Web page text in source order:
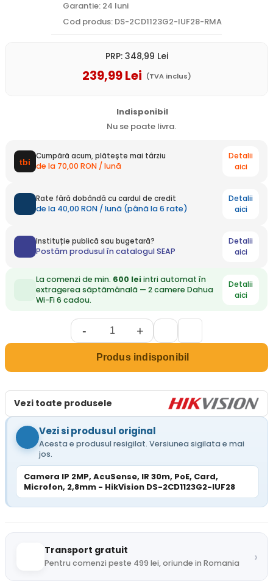
Garantie: 24 luni
Cod produs: DS-2CD1123G2-IUF28-RMA
PRP: 348,99 Lei
239,99Lei (TVA inclus)
Indisponibil
Nu se poate livra.
Cumpără acum, plătește mai târziu
de la 70,00 RON / lună
Detalii
aici
Rate fără dobândă cu cardul de credit
de la 40,00 RON / lună (până la 6 rate)
Detalii
aici
Instituție publică sau bugetară?
Postăm produsul în catalogul SEAP
Detalii
aici
La comenzi de min. 600 leiintri automat în
extragerea săptămânală — 2 camere Dahua
Wi-Fi 6 cadou.
Detalii
aici
- +
Produs indisponibil
Vezi toate produsele
Vezi si produsul original
Acesta e produsul resigilat. Versiunea sigilata e mai
jos.
Camera IP 2MP, AcuSense, IR 30m, PoE, Card,
Microfon, 2,8mm - HikVision DS-2CD1123G2-IUF28
Transport gratuit
Pentru comenzi peste 499 lei, oriunde in Romania ›